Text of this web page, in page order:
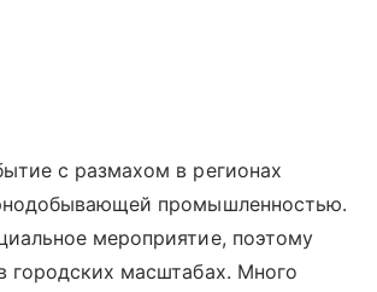
с размахом в регионах
промышленностью.
мероприятие, поэтому
городских масштабах. Много